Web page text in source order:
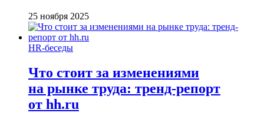
25 ноября 2025
HR-беседы
Что стоит за изменениями
на рынке труда: тренд-репорт
от hh.ru